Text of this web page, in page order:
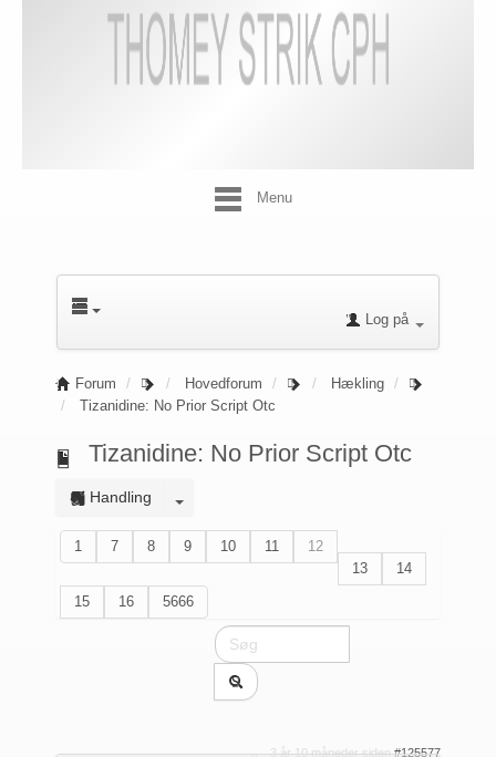
Menu
Log på
Forum Hovedforum
Hækling
Tizanidine: No Prior Script Otc
Tizanidine: No Prior Script Otc
Handling
1 7 8 9 10 11
12
13
14
15
16 5666
3 år 10 måneder siden #125577